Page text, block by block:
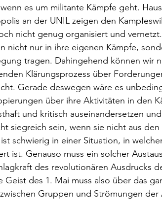
es um militante Kämpfe geht.
an der UNIL zeigen den
nicht genug organisiert und
nicht nur in ihre eigenen Kämpfe,
tragen. Dahingehend können wir
Klärungsprozess über
Gerade deswegen wäre es
über ihre Aktivitäten in den
und kritisch auseinandersetzen
siegreich sein, wenn sie nicht aus
schwierig in einer Situation, in
ist. Genauso muss ein solcher
des revolutionären Ausdrucks
Geist des 1. Mai muss also über das
Gruppen und Strömungen